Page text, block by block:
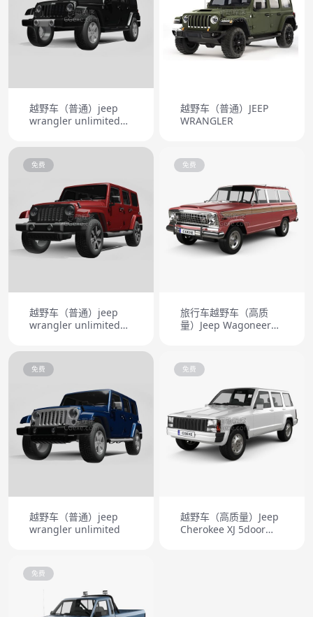
越野车（普通）jeep
wrangler unlimited
越野车（普通）JEEP
WRANGLER
免费
越野车（普通）jeep
wrangler unlimited
免费
旅行车越野车（高质
量）Jeep Wagoneer
免费
越野车（普通）jeep
wrangler unlimited
免费
越野车（高质量）Jeep
Cherokee XJ 5door
免费